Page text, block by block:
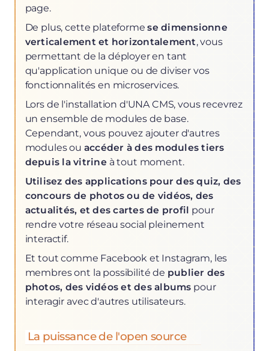
page.
De plus, cette plateformese dimensionne
verticalement et horizontalement, vous
permettant de la déployer en tant
qu'application unique ou de diviser vos
fonctionnalités en microservices.
Lors de l'installation d'UNA CMS, vous recevrez
un ensemble de modules de base.
Cependant, vous pouvez ajouter d'autres
modules ou accéder à des modules tiers
depuis la vitrine à tout moment.
Utilisez des applications pour des quiz, des
concours de photos ou de vidéos, des
actualités, et des cartes de profil pour
rendre votre réseau social pleinement
interactif.
Et tout comme Facebook et Instagram, les
membres ont la possibilité de publier des
photos, des vidéos et des albums pour
interagir avec d'autres utilisateurs.
La puissance de l'open source